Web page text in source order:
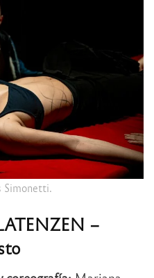
Simonetti.
–